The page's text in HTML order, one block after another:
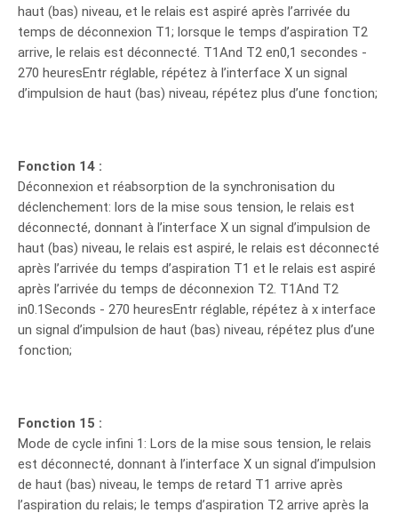
haut (bas) niveau, et le relais est aspiré après l’arrivée du
temps de déconnexion T1; lorsque le temps d’aspiration T2
arrive, le relais est déconnecté. T1And T2 en0,1 secondes -
270 heuresEntr réglable, répétez à l’interface X un signal
d’impulsion de haut (bas) niveau, répétez plus d’une fonction;
Fonction 14 :
Déconnexion et réabsorption de la synchronisation du
déclenchement: lors de la mise sous tension, le relais est
déconnecté, donnant à l’interface X un signal d’impulsion de
haut (bas) niveau, le relais est aspiré, le relais est déconnecté
après l’arrivée du temps d’aspiration T1 et le relais est aspiré
après l’arrivée du temps de déconnexion T2. T1And T2
in0.1Seconds - 270 heuresEntr réglable, répétez à x interface
un signal d’impulsion de haut (bas) niveau, répétez plus d’une
fonction;
Fonction 15 :
Mode de cycle infini 1: Lors de la mise sous tension, le relais
est déconnecté, donnant à l’interface X un signal d’impulsion
de haut (bas) niveau, le temps de retard T1 arrive après
l’aspiration du relais; le temps d’aspiration T2 arrive après la